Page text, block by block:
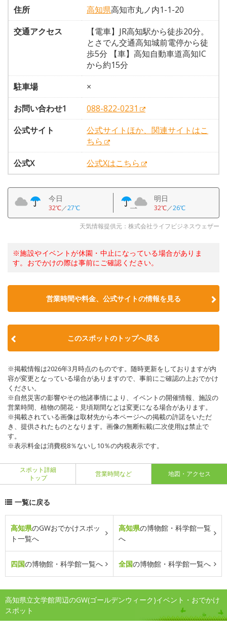
住所
高知県高知市丸ノ内1-1-20
交通アクセス
【電車】JR高知駅から徒歩20分。
とさでん交通高知城前電停から徒
歩5分 【車】高知自動車道高知IC
から約15分
駐車場
×
お問い合わせ1
088-822-0231
公式サイト
公式サイトほか、関連サイトはこ
ちら
公式X
公式Xはこちら
今日
32℃／27℃
明日
32℃／26℃
天気情報提供元：株式会社ライフビジネスウェザー
※施設やイベントが休園・中止になっている場合がありま
す。おでかけの際は事前にご確認ください。
営業時間や料金、公式サイトの情報を見る
このスポットのトップへ戻る
※掲載情報は2026年3月時点のものです。随時更新をしておりますが内
容が変更となっている場合がありますので、事前にご確認の上おでかけ
ください。
※自然災害の影響やその他諸事情により、イベントの開催情報、施設の
営業時間、植物の開花・見頃期間などは変更になる場合があります。
※掲載されている画像は取材先から本ページへの掲載の許諾をいただ
き、提供されたものとなります。画像の無断転載(二次使用)は禁止で
す。
※表示料金は消費税8％ないし10％の内税表示です。
スポット詳細
トップ
営業時間など 地図・アクセス
一覧に戻る
高知県のGWおでかけスポッ
ト一覧へ
高知県の博物館・科学館一覧
へ
四国の博物館・科学館一覧へ 全国の博物館・科学館一覧へ
高知県立文学館周辺のGW(ゴールデンウィーク)イベント・おでかけ
スポット